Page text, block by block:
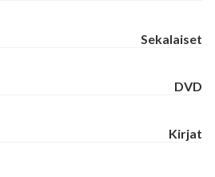
Sekalaiset
DVD
Kirjat